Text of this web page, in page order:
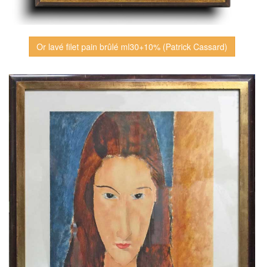
Or lavé filet pain brûlé ml30+10% (Patrick Cassard)